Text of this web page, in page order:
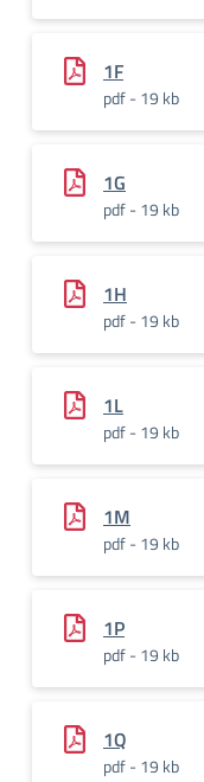
1F
pdf - 19 kb
1G
pdf - 19 kb
1H
pdf - 19 kb
1L
pdf - 19 kb
1M
pdf - 19 kb
1P
pdf - 19 kb
1Q
pdf - 19 kb